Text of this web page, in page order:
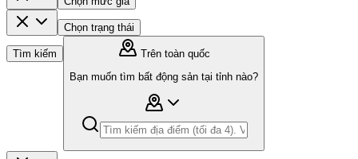
Chọn trạng thái
Tìm kiếm
Trên toàn quốc
Bạn muốn tìm bất động sản tại tỉnh nào?